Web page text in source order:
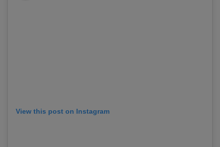
View this post on Instagram